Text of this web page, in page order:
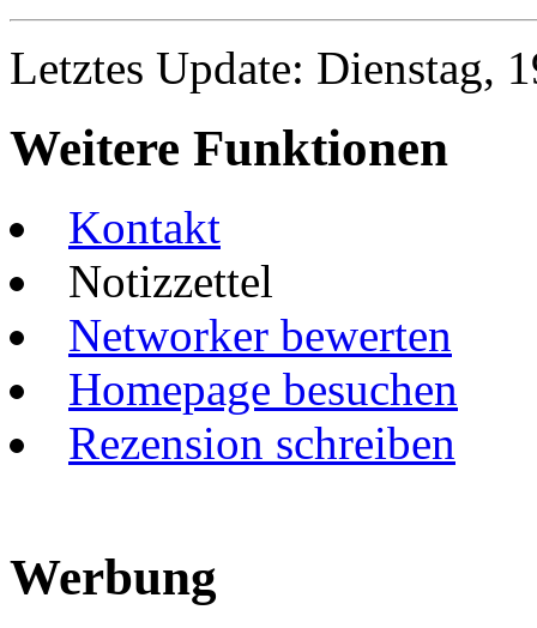
Letztes Update: Dienstag,
Weitere Funktionen
Kontakt
Notizzettel
Networker bewerten
Homepage besuchen
Rezension schreiben
Werbung